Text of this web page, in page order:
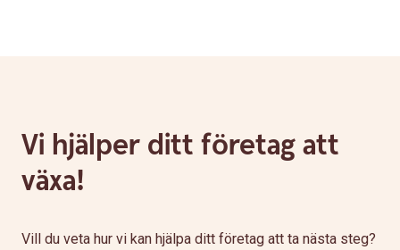
Vi hjälper ditt företag att
växa!
Vill du veta hur vi kan hjälpa ditt företag att ta nästa steg?